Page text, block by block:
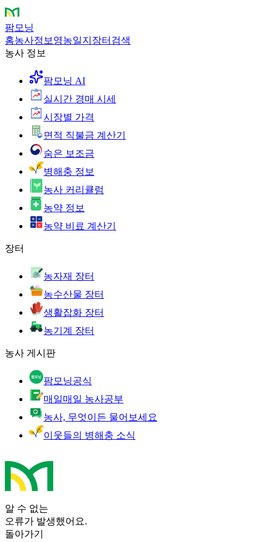
팜모닝
홈농사정보 영농일지 장터 검색
농사 정보
팜모닝 AI
실시간 경매 시세
시장별 가격
면적 직불금 계산기
숨은 보조금
병해충 정보
농사 커리큘럼
농약 정보
농약 비료 계산기
장터
농자재 장터
농수산물 장터
생활잡화 장터
농기계 장터
농사 게시판
팜모닝공식
매일매일 농사공부
농사, 무엇이든 물어보세요
이웃들의 병해충 소식
알 수 없는
오류가 발생했어요.
돌아가기